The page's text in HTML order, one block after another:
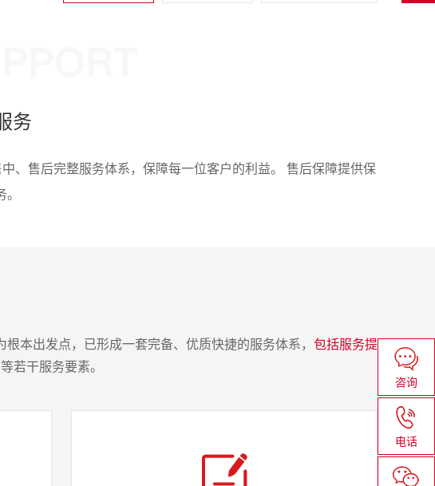
务
、售后完整服务体系，保障每一位客户的利益。 售后保障提供保
本出发点，已形成一套完备、优质快捷的服务体系， 包括服务提
等若干服务要素。
咨询
电话